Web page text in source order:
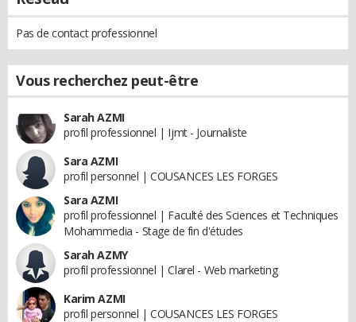
Pas de contact professionnel
Vous recherchez peut-être
Sarah AZMI
profil professionnel | Ijmt - Journaliste
Sara AZMI
profil personnel | COUSANCES LES FORGES
Sara AZMI
profil professionnel | Faculté des Sciences et Techniques
Mohammedia - Stage de fin d'études
Sarah AZMY
profil professionnel | Clarel - Web marketing
Karim AZMI
profil personnel | COUSANCES LES FORGES